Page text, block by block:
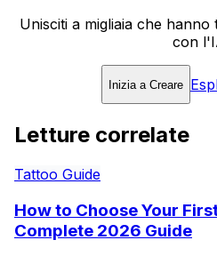
Unisciti a migliaia che
con
Inizia a Creare
Letture correlate
Tattoo Guide
How to Choose Your
Complete 2026 Guide